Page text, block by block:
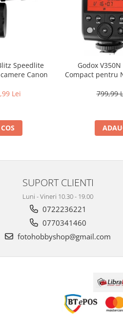
Speedlite
Canon
Lei
Godox
Compact pentru
799,99
SUPORT CLIENTI
Luni - Vineri 10.30 - 19.00
0722236221
0770341460
fotohobbyshop@gmail.com